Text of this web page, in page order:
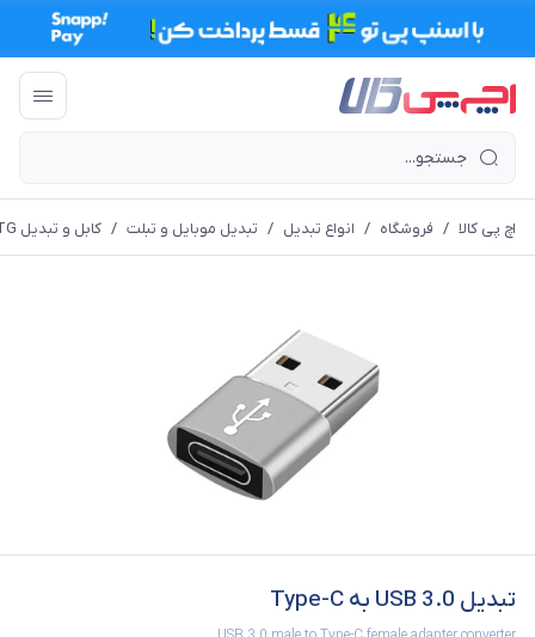
اچ پی کالا / فروشگاه / انواع تبدیل / تبدیل موبایل و تبلت / کابل و تبدیل OTG
تبدیل USB 3.0 به Type-C